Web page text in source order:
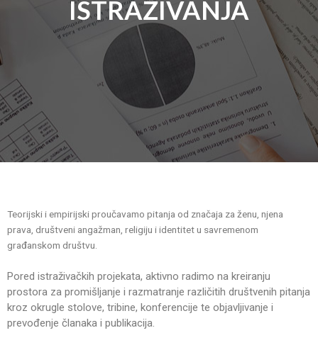
ISTRAŽIVANJA
Teorijski i empirijski proučavamo pitanja od značaja za ženu, njena
prava, društveni angažman, religiju i identitet u savremenom
građanskom društvu.
Pored istraživačkih projekata, aktivno radimo na kreiranju
prostora za promišljanje i razmatranje različitih društvenih pitanja
kroz okrugle stolove, tribine, konferencije te objavljivanje i
prevođenje članaka i publikacija.